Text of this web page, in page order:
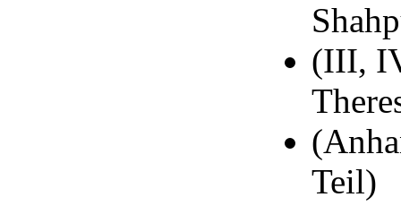
(III,
Teil)